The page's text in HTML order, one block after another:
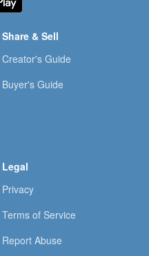
Share & Sell
Creator's Guide
Buyer's Guide
Legal
Privacy
Terms of Service
Report Abuse